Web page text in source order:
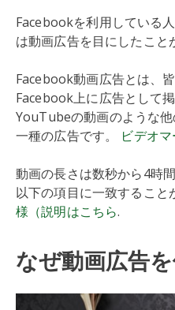
Facebookを利用している
は動画広告を目にしたこと
Facebook動画広告とは、
Facebook上に広告として
YouTubeの動画のような
一種の広告です。
ビデオ
動画の長さは数秒から4時
以下の項目に一致すること
様（説明はこちら.
なぜ動画広告